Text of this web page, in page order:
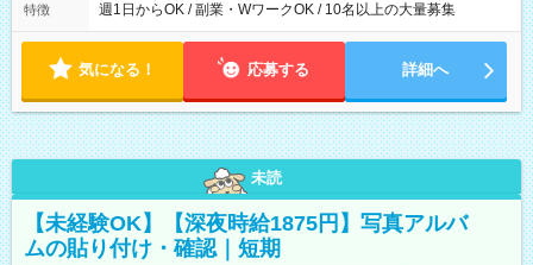
特徴 週1日からOK / 副業・WワークOK / 10名以上の大量募集
気になる！ 応募する 詳細へ
未読
【未経験OK】【深夜時給1875円】写真アルバ
ムの貼り付け・確認｜短期